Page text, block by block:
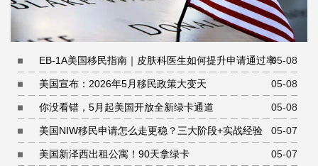
05-08
EB-1A美国移民指南｜皮肤科医生如何提升申请通过率
05-08
美国宣布：2026年5月移民政策大变天
05-08
你没看错，5月起美国开放全新绿卡通道
05-07
美国NIW移民申请怎么走更稳？三大阶段+实战经验
05-07
美国新泽西出租公寓！90天拿绿卡